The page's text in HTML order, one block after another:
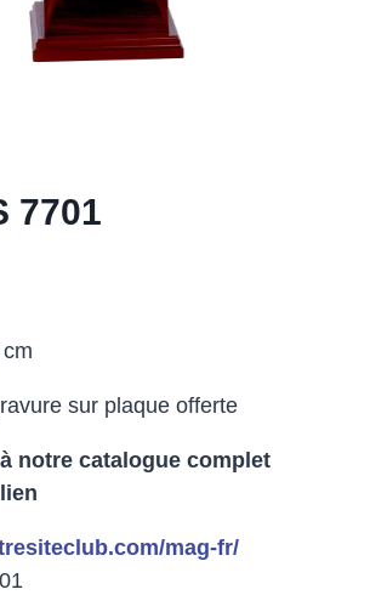
7701
sur plaque offerte
notre catalogue complet
mag-fr/